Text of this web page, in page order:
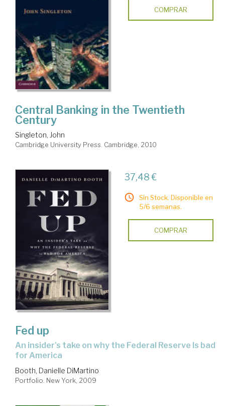
COMPRAR
Central Banking in the Twentieth
Century
Singleton, John
Cambridge University Press. Cambridge, 2010
37,48 €
Sin Stock. Disponible en
5/6 semanas.
COMPRAR
Fed up
an insider's take on why the Federal Reserve Is bad
for America
Booth, Danielle DiMartino
Portfolio. New York, 2009